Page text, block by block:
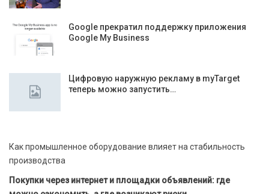
Google прекратил поддержку приложения
Google My Business
Цифровую наружную рекламу в myTarget
теперь можно запустить…
Как промышленное оборудование влияет на стабильность
производства
Покупки через интернет и площадки объявлений: где